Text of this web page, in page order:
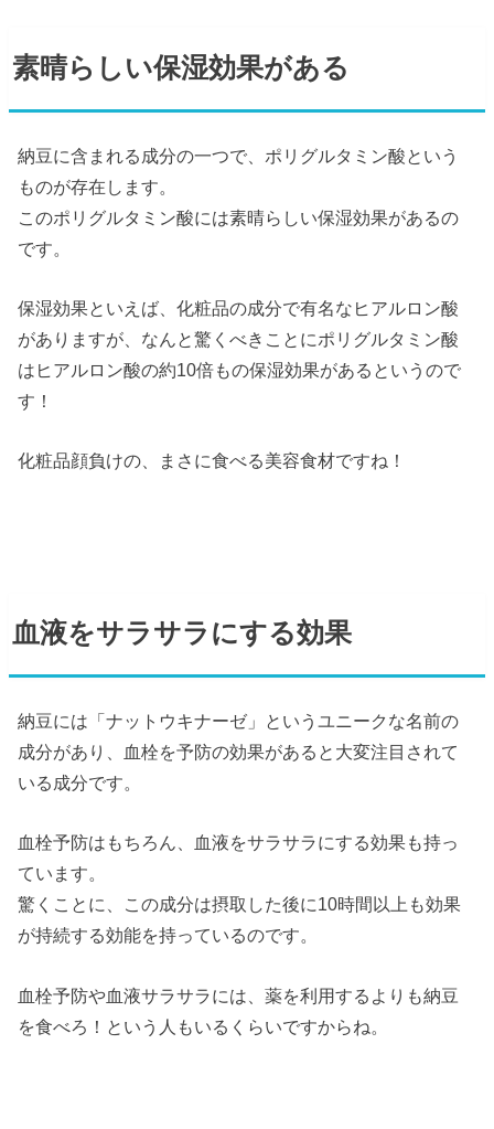
素晴らしい保湿効果がある
納豆に含まれる成分の一つで、ポリグルタミン酸という
ものが存在します。
このポリグルタミン酸には素晴らしい保湿効果があるの
です。
保湿効果といえば、化粧品の成分で有名なヒアルロン酸
がありますが、なんと驚くべきことにポリグルタミン酸
はヒアルロン酸の約10倍もの保湿効果があるというので
す！
化粧品顔負けの、まさに食べる美容食材ですね！
血液をサラサラにする効果
納豆には「ナットウキナーゼ」というユニークな名前の
成分があり、血栓を予防の効果があると大変注目されて
いる成分です。
血栓予防はもちろん、血液をサラサラにする効果も持っ
ています。
驚くことに、この成分は摂取した後に10時間以上も効果
が持続する効能を持っているのです。
血栓予防や血液サラサラには、薬を利用するよりも納豆
を食べろ！という人もいるくらいですからね。